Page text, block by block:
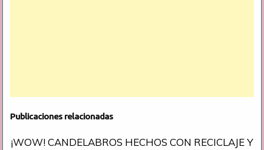
Publicaciones relacionadas
¡WOW! CANDELABROS HECHOS CON RECICLAJE Y